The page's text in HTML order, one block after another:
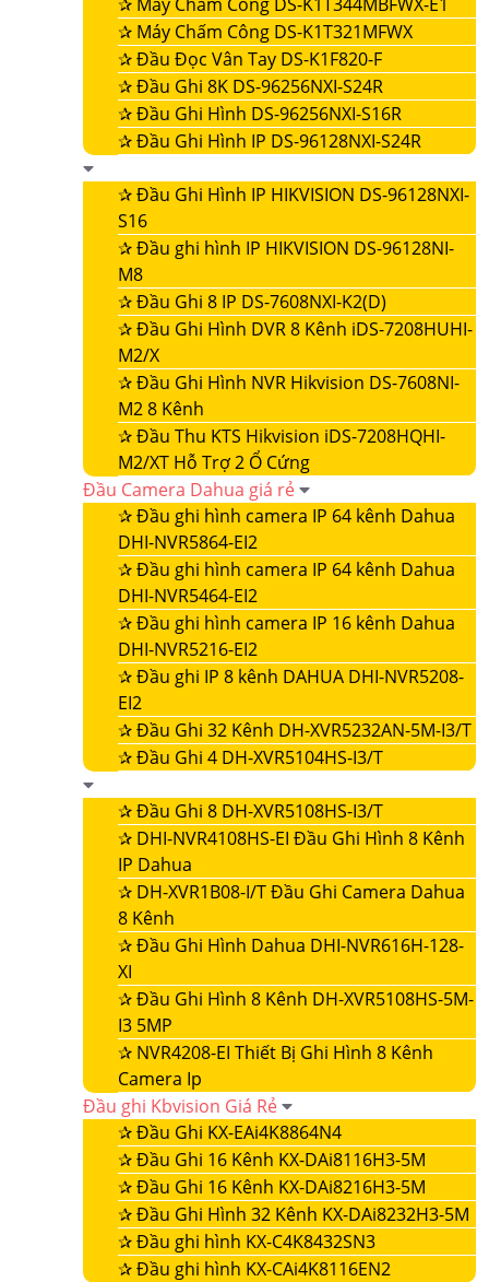
✰ Máy Chấm Công DS-K1T321MFWX
✰Đầu Đọc Vân Tay DS-K1F820-F
✰Đầu Ghi 8K DS-96256NXI-S24R
✰Đầu Ghi Hình DS-96256NXI-S16R
✰Đầu Ghi Hình IP DS-96128NXI-S24R
✰Đầu Ghi Hình IP HIKVISION DS-96128NXI-
S16
✰Đầu ghi hình IP HIKVISION DS-96128NI-
M8
✰Đầu Ghi 8 IP DS-7608NXI-K2(D)
✰Đầu Ghi Hình DVR 8 Kênh iDS-7208HUHI-
M2/X
✰Đầu Ghi Hình NVR Hikvision DS-7608NI-
M2 8 Kênh
✰Đầu Thu KTS Hikvision iDS-7208HQHI-
M2/XT Hỗ Trợ 2 Ổ Cứng
Đầu Camera Dahua giá rẻ
✰Đầu ghi hình camera IP 64 kênh Dahua
DHI-NVR5864-EI2
✰Đầu ghi hình camera IP 64 kênh Dahua
DHI-NVR5464-EI2
✰Đầu ghi hình camera IP 16 kênh Dahua
DHI-NVR5216-EI2
✰Đầu ghi IP 8 kênh DAHUA DHI-NVR5208-
EI2
✰Đầu Ghi 32 Kênh DH-XVR5232AN-5M-I3/T
✰Đầu Ghi 4 DH-XVR5104HS-I3/T
✰Đầu Ghi 8 DH-XVR5108HS-I3/T
✰ DHI-NVR4108HS-EI Đầu Ghi Hình 8 Kênh
IP Dahua
✰ DH-XVR1B08-I/T Đầu Ghi Camera Dahua
8 Kênh
✰Đầu Ghi Hình Dahua DHI-NVR616H-128-
XI
✰Đầu Ghi Hình 8 Kênh DH-XVR5108HS-5M-
I3 5MP
✰ NVR4208-EI Thiết Bị Ghi Hình 8 Kênh
Camera Ip
Đầu ghi Kbvision Giá Rẻ
✰Đầu Ghi KX-EAi4K8864N4
✰Đầu Ghi 16 Kênh KX-DAi8116H3-5M
✰Đầu Ghi 16 Kênh KX-DAi8216H3-5M
✰Đầu Ghi Hình 32 Kênh KX-DAi8232H3-5M
✰Đầu ghi hình KX-C4K8432SN3
✰Đầu ghi hình KX-CAi4K8116EN2